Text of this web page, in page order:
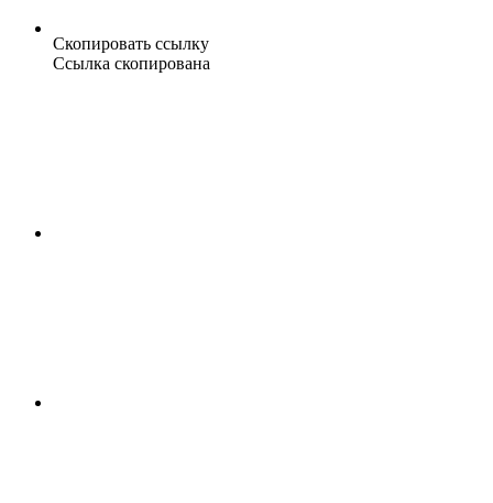
Скопировать ссылку
Ссылка скопирована